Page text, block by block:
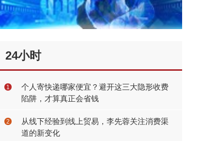
24小时
1
个人寄快递哪家便宜？避开这三大隐形收费
陷阱，才算真正会省钱
2
从线下经验到线上贸易，李先蓉关注消费渠
道的新变化